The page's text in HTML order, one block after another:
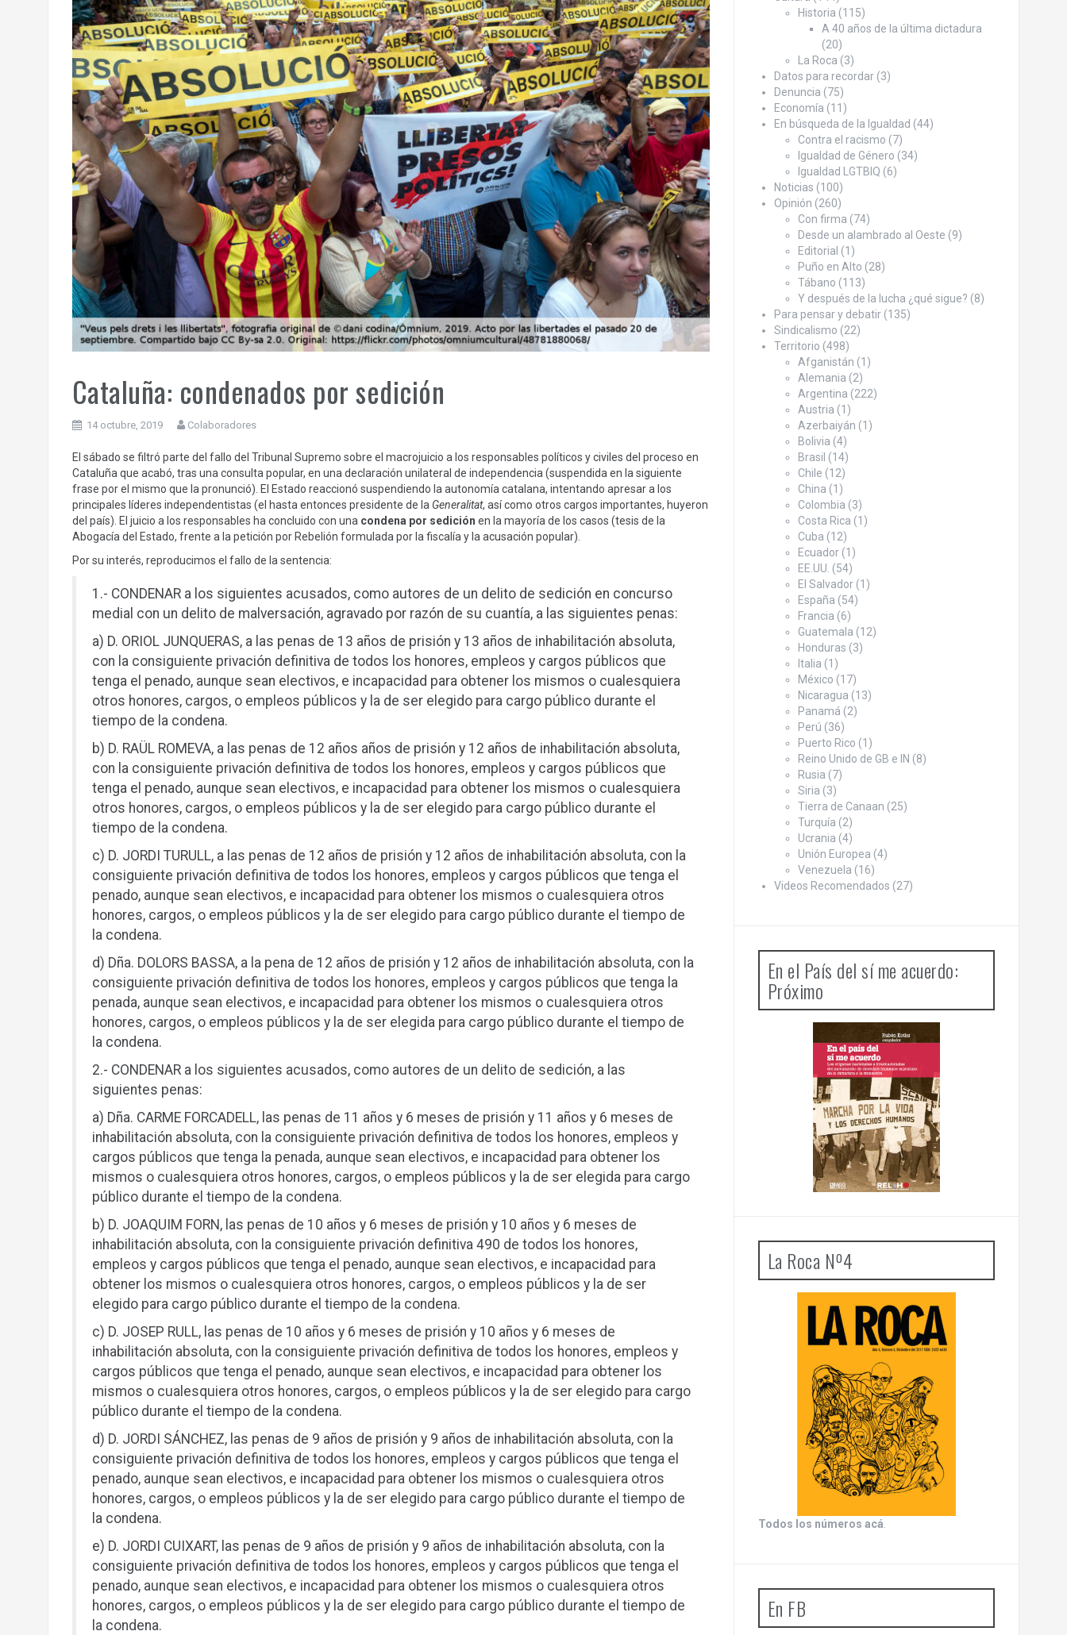
Cataluña: condenados por sedición
14 octubre, 2019 Colaboradores
El sábado se filtró parte del fallo del Tribunal Supremo sobre el macrojuicio a los responsables políticos y civiles del proceso en
Cataluña que acabó, tras una consulta popular, en una declaración unilateral de independencia (suspendida en la siguiente
frase por el mismo que la pronunció). El Estado reaccionó suspendiendo la autonomía catalana, intentando apresar a los
principales líderes independentistas (el hasta entonces presidente de la Generalitat, así como otros cargos importantes, huyeron
del país). El juicio a los responsables ha concluido con una condena por sedición en la mayoría de los casos (tesis de la
Abogacía del Estado, frente a la petición por Rebelión formulada por la fiscalía y la acusación popular).
Por su interés, reproducimos el fallo de la sentencia:
1.- CONDENAR a los siguientes acusados, como autores de un delito de sedición en concurso
medial con un delito de malversación, agravado por razón de su cuantía, a las siguientes penas:
a) D. ORIOL JUNQUERAS, a las penas de 13 años de prisión y 13 años de inhabilitación absoluta,
con la consiguiente privación definitiva de todos los honores, empleos y cargos públicos que
tenga el penado, aunque sean electivos, e incapacidad para obtener los mismos o cualesquiera
otros honores, cargos, o empleos públicos y la de ser elegido para cargo público durante el
tiempo de la condena.
b) D. RAÜL ROMEVA, a las penas de 12 años años de prisión y 12 años de inhabilitación absoluta,
con la consiguiente privación definitiva de todos los honores, empleos y cargos públicos que
tenga el penado, aunque sean electivos, e incapacidad para obtener los mismos o cualesquiera
otros honores, cargos, o empleos públicos y la de ser elegido para cargo público durante el
tiempo de la condena.
c) D. JORDI TURULL, a las penas de 12 años de prisión y 12 años de inhabilitación absoluta, con la
consiguiente privación definitiva de todos los honores, empleos y cargos públicos que tenga el
penado, aunque sean electivos, e incapacidad para obtener los mismos o cualesquiera otros
honores, cargos, o empleos públicos y la de ser elegido para cargo público durante el tiempo de
la condena.
d) Dña. DOLORS BASSA, a la pena de 12 años de prisión y 12 años de inhabilitación absoluta, con la
consiguiente privación definitiva de todos los honores, empleos y cargos públicos que tenga la
penada, aunque sean electivos, e incapacidad para obtener los mismos o cualesquiera otros
honores, cargos, o empleos públicos y la de ser elegida para cargo público durante el tiempo de
la condena.
2.- CONDENAR a los siguientes acusados, como autores de un delito de sedición, a las
siguientes penas:
a) Dña. CARME FORCADELL, las penas de 11 años y 6 meses de prisión y 11 años y 6 meses de
inhabilitación absoluta, con la consiguiente privación definitiva de todos los honores, empleos y
cargos públicos que tenga la penada, aunque sean electivos, e incapacidad para obtener los
mismos o cualesquiera otros honores, cargos, o empleos públicos y la de ser elegida para cargo
público durante el tiempo de la condena.
b) D. JOAQUIM FORN, las penas de 10 años y 6 meses de prisión y 10 años y 6 meses de
inhabilitación absoluta, con la consiguiente privación definitiva 490 de todos los honores,
empleos y cargos públicos que tenga el penado, aunque sean electivos, e incapacidad para
obtener los mismos o cualesquiera otros honores, cargos, o empleos públicos y la de ser
elegido para cargo público durante el tiempo de la condena.
c) D. JOSEP RULL, las penas de 10 años y 6 meses de prisión y 10 años y 6 meses de
inhabilitación absoluta, con la consiguiente privación definitiva de todos los honores, empleos y
cargos públicos que tenga el penado, aunque sean electivos, e incapacidad para obtener los
mismos o cualesquiera otros honores, cargos, o empleos públicos y la de ser elegido para cargo
público durante el tiempo de la condena.
d) D. JORDI SÁNCHEZ, las penas de 9 años de prisión y 9 años de inhabilitación absoluta, con la
consiguiente privación definitiva de todos los honores, empleos y cargos públicos que tenga el
penado, aunque sean electivos, e incapacidad para obtener los mismos o cualesquiera otros
honores, cargos, o empleos públicos y la de ser elegido para cargo público durante el tiempo de
la condena.
e) D. JORDI CUIXART, las penas de 9 años de prisión y 9 años de inhabilitación absoluta, con la
consiguiente privación definitiva de todos los honores, empleos y cargos públicos que tenga el
penado, aunque sean electivos, e incapacidad para obtener los mismos o cualesquiera otros
honores, cargos, o empleos públicos y la de ser elegido para cargo público durante el tiempo de
la condena.
Historia (115)
A 40 años de la última dictadura
(20)
La Roca (3)
Datos para recordar(3)
Denuncia (75)
Economía (11)
En búsqueda de la Igualdad (44)
Contra el racismo (7)
Igualdad de Género (34)
Igualdad LGTBIQ (6)
Noticias (100)
Opinión (260)
Con firma (74)
Desde un alambrado al Oeste (9)
Editorial (1)
Puño en Alto (28)
Tábano (113)
Y después de la lucha ¿qué sigue? (8)
Para pensar y debatir(135)
Sindicalismo (22)
Territorio (498)
Afganistán (1)
Alemania (2)
Argentina (222)
Austria (1)
Azerbaiyán (1)
Bolivia (4)
Brasil (14)
Chile (12)
China (1)
Colombia (3)
Costa Rica (1)
Cuba (12)
Ecuador(1)
EE.UU. (54)
El Salvador(1)
España (54)
Francia (6)
Guatemala (12)
Honduras (3)
Italia (1)
México (17)
Nicaragua (13)
Panamá (2)
Perú (36)
Puerto Rico (1)
Reino Unido de GB e IN (8)
Rusia (7)
Siria (3)
Tierra de Canaan (25)
Turquía (2)
Ucrania (4)
Unión Europea (4)
Venezuela (16)
Videos Recomendados (27)
En el País del sí me acuerdo:
Próximo
La Roca Nº4
Todos los números acá.
En FB